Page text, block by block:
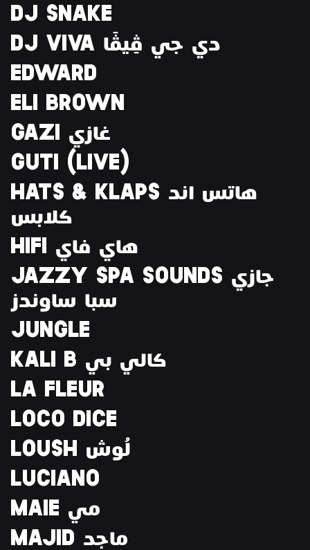
DJ SNAKE
DJ VIVA دي جي ڤِيڤَا
EDWARD
ELI BROWN
GAZI غازي
GUTI (LIVE)
HATS & KLAPS هاتس اند
كلابس
HIFI هاي فاي
JAZZY SPA SOUNDS جازي
سبا ساوندز
JUNGLE
KALI B كالي بي
LA FLEUR
LOCO DICE
LOUSH لُوش
LUCIANO
MAIE مي
MAJID ماجد